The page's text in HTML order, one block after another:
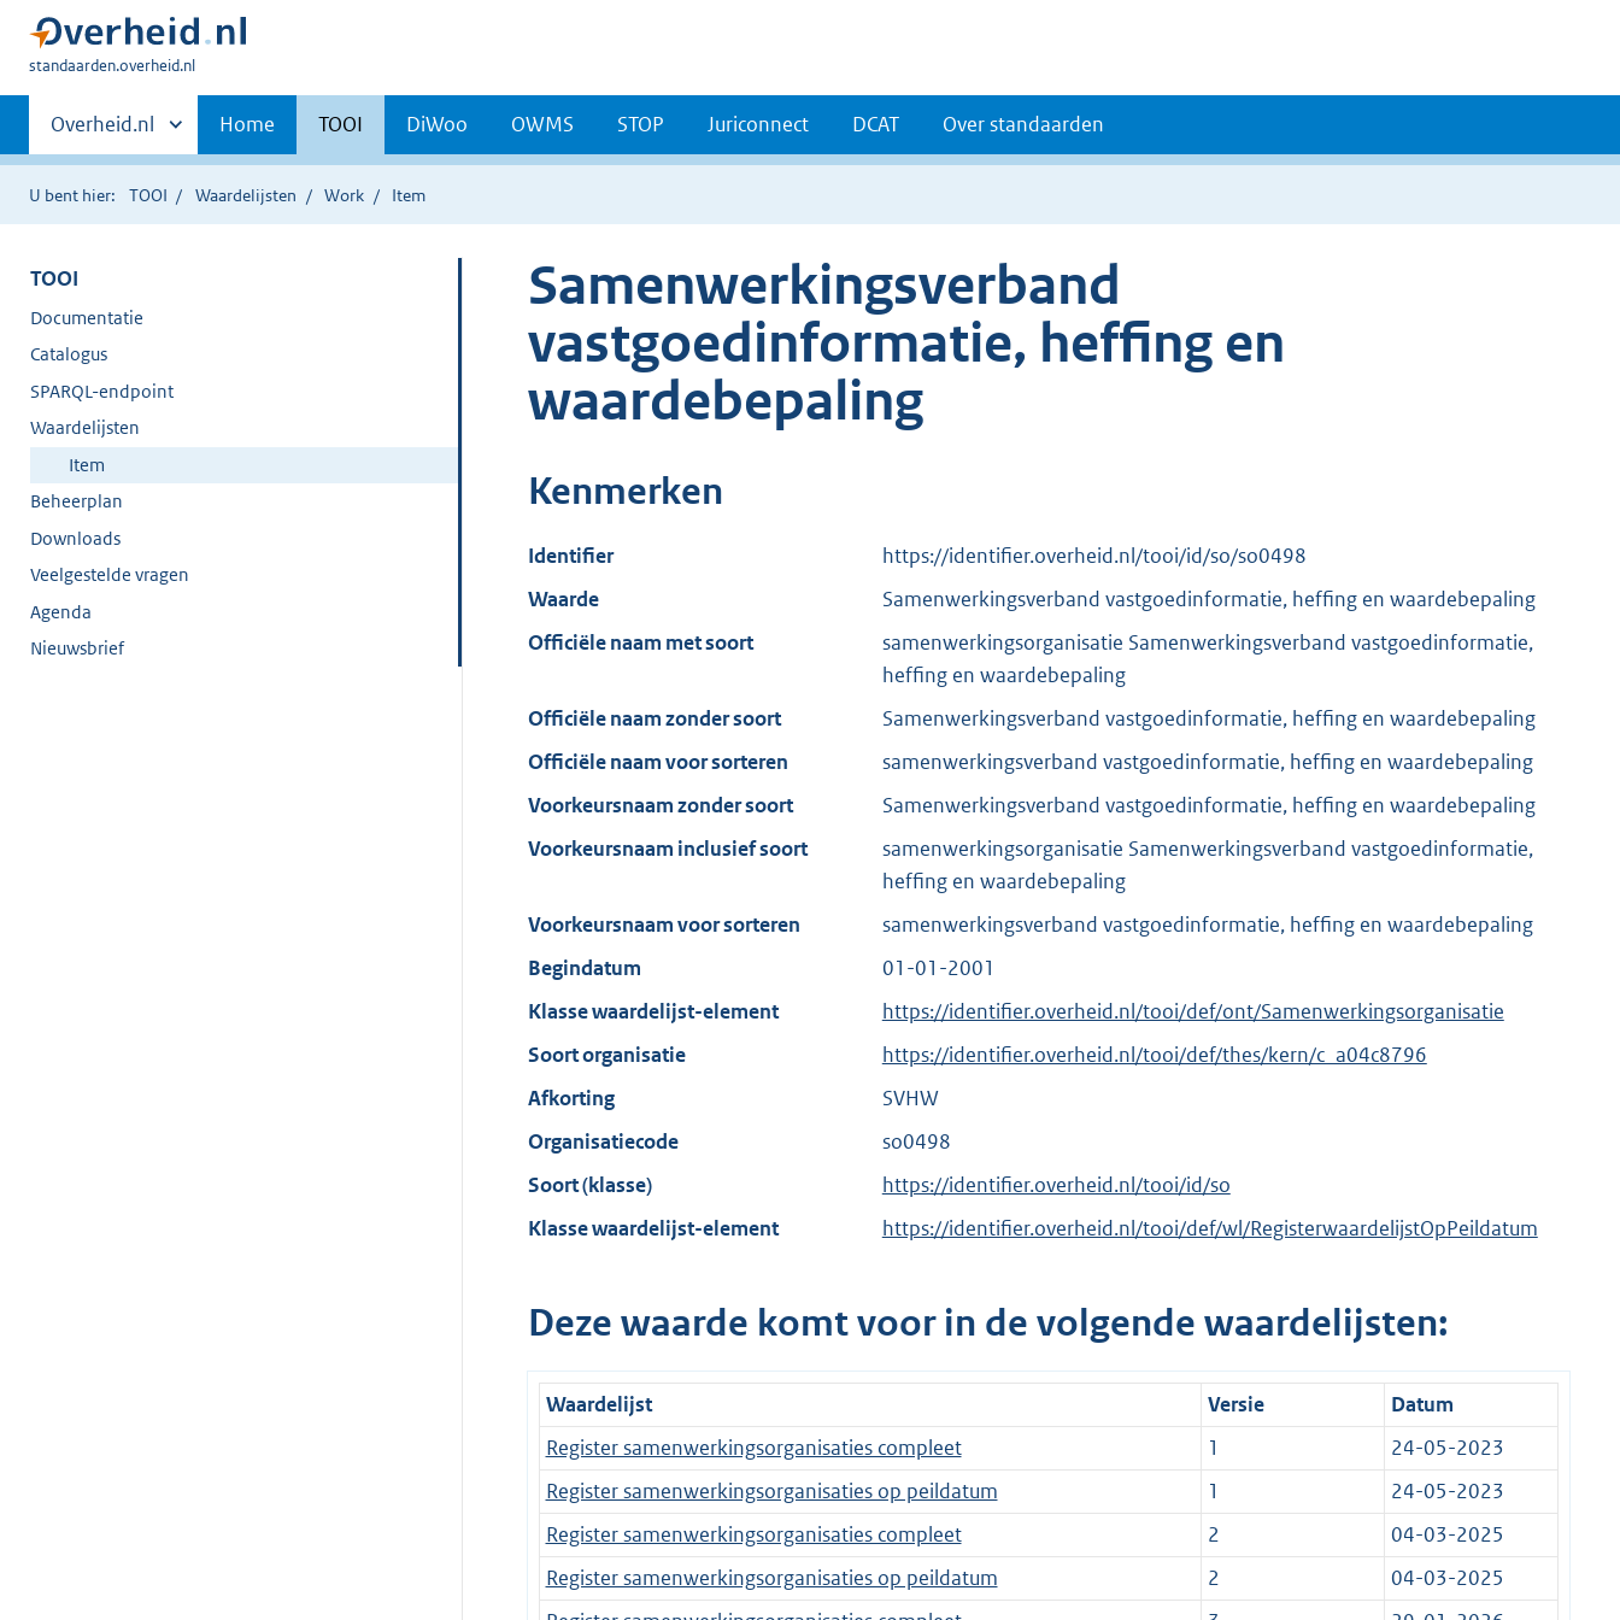
U
hier:
standaarden.overheid.nl
Primaire
navigatie
Andere
sites
binnen
Overheid.nl Home TOOI DiWoo OWMS STOP Juriconnect DCAT Over standaarden
U bent hier: TOOI Waardelijsten Work Item
TOOI
Documentatie
Catalogus
SPARQL-endpoint
Waardelijsten
Item
Beheerplan
Downloads
Veelgestelde vragen
Agenda
Nieuwsbrief
Samenwerkingsverband
vastgoedinformatie, heffing en
waardebepaling
Kenmerken
Identifier
https://identifier.overheid.nl/tooi/id/so/so0498
Waarde
Samenwerkingsverband vastgoedinformatie, heffing en waardebepaling
Officiële naam met soort
samenwerkingsorganisatie Samenwerkingsverband vastgoedinformatie,
heffing en waardebepaling
Officiële naam zonder soort
Samenwerkingsverband vastgoedinformatie, heffing en waardebepaling
Officiële naam voor sorteren
samenwerkingsverband vastgoedinformatie, heffing en waardebepaling
Voorkeursnaam zonder soort
Samenwerkingsverband vastgoedinformatie, heffing en waardebepaling
Voorkeursnaam inclusief soort
samenwerkingsorganisatie Samenwerkingsverband vastgoedinformatie,
heffing en waardebepaling
Voorkeursnaam voor sorteren
samenwerkingsverband vastgoedinformatie, heffing en waardebepaling
Begindatum
01-01-2001
Klasse waardelijst-element
https://identifier.overheid.nl/tooi/def/ont/Samenwerkingsorganisatie
Soort organisatie
https://identifier.overheid.nl/tooi/def/thes/kern/c_a04c8796
Afkorting
SVHW
Organisatiecode
so0498
Soort (klasse)
https://identifier.overheid.nl/tooi/id/so
Klasse waardelijst-element
https://identifier.overheid.nl/tooi/def/wl/RegisterwaardelijstOpPeildatum
Deze waarde komt voor in de volgende waardelijsten:
Waardelijst Versie
Datum
Register samenwerkingsorganisaties compleet
1
24-05-2023
Register samenwerkingsorganisaties op peildatum
1
24-05-2023
Register samenwerkingsorganisaties compleet
2
04-03-2025
Register samenwerkingsorganisaties op peildatum
2
04-03-2025